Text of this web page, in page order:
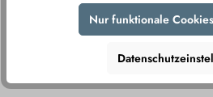
Nur funktionale